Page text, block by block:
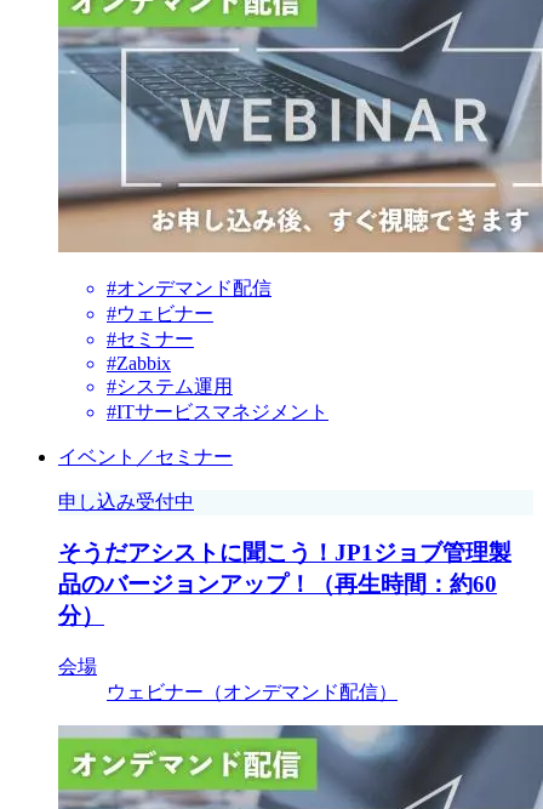
#オンデマンド配信
#ウェビナー
#セミナー
#Zabbix
#システム運用
#ITサービスマネジメント
イベント／セミナー
申し込み受付中
そうだアシストに聞こう！JP1ジョブ管理製
品のバージョンアップ！（再生時間：約60
分）
会場
ウェビナー（オンデマンド配信）